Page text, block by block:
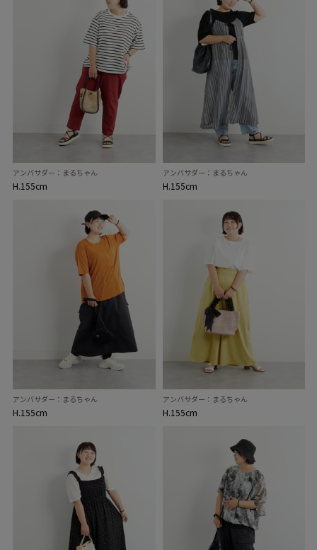
アンバサダー：まるちゃん
H.155cm
アンバサダー：まるちゃん
H.155cm
アンバサダー：まるちゃん
H.155cm
アンバサダー：まるちゃん
H.155cm